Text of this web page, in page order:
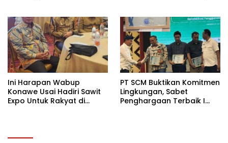
Ini Harapan Wabup
Konawe Usai Hadiri Sawit
Expo Untuk Rakyat di
PT SCM Buktikan Komitmen
Lingkungan, Sabet
Penghargaan Terbaik I